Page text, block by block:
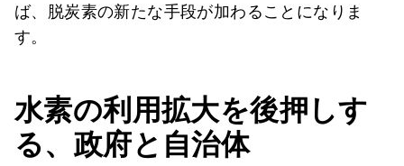
ば、脱炭素の新たな手段が加わることになりま
す。
水素の利用拡大を後押しす
る、政府と自治体